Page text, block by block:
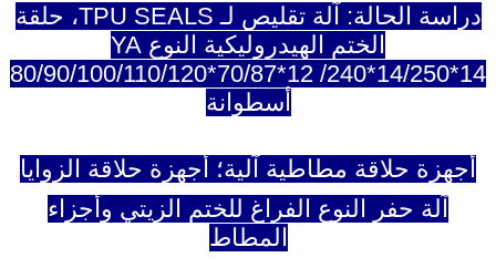
دراسة الحالة: آلة تقليص لـ TPU SEALS، حلقة
الختم الهيدروليكية النوع YA
80/90/100/110/120*70/87*12 /240*14/250*14
أسطوانة
أجهزة حلاقة مطاطية آلية؛ أجهزة حلاقة الزوايا
آلة حفر النوع الفراغ للختم الزيتي وأجزاء
المطاط